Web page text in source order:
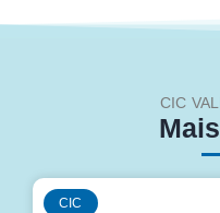
CIC
CIC